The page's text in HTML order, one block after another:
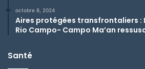
octobre 8, 2024
Aires protégées transfrontaliers :
Rio Campo- Campo Ma’an
Santé